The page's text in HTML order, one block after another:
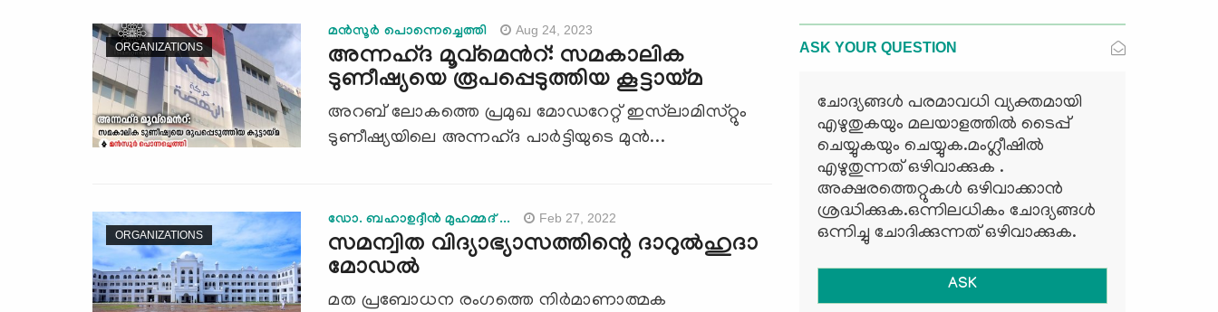
ORGANIZATIONS
മൻസൂർ പൊന്നെച്ചെത്തി Aug 24, 2023
അന്നഹ്ദ മൂവ്മെന്‍റ്: സമകാലിക
ടുണീഷ്യയെ രൂപപ്പെടുത്തിയ കൂട്ടായ്മ
അറബ് ലോകത്തെ പ്രമുഖ മോഡറേറ്റ് ഇസ്‍ലാമിസ്‌റ്റും
ടുണീഷ്യയിലെ അന്നഹ്ദ പാർട്ടിയുടെ മുൻ...
ORGANIZATIONS
ഡോ. ബഹാഉദ്ദീന്‍ മുഹമ്മദ് ... Feb 27, 2022
സമന്വിത വിദ്യാഭ്യാസത്തിന്റെ ദാറുല്‍ഹുദാ
മോഡല്‍
മത പ്രബോധന രംഗത്തെ നിര്‍മാണാത്മക
ASK YOUR QUESTION
ചോദ്യങ്ങള്‍ പരമാവധി വ്യക്തമായി
എഴുതുകയും മലയാളത്തില്‍ ടൈപ്പ്
ചെയ്യുകയും ചെയ്യുക.മംഗ്ലീഷില്‍
എഴുതുന്നത് ഒഴിവാക്കുക .
അക്ഷരത്തെറ്റുകള്‍ ഒഴിവാക്കാന്‍
ശ്രദ്ധിക്കുക.ഒന്നിലധികം ചോദ്യങ്ങള്‍
ഒന്നിച്ചു ചോദിക്കുന്നത് ഒഴിവാക്കുക.
ASK